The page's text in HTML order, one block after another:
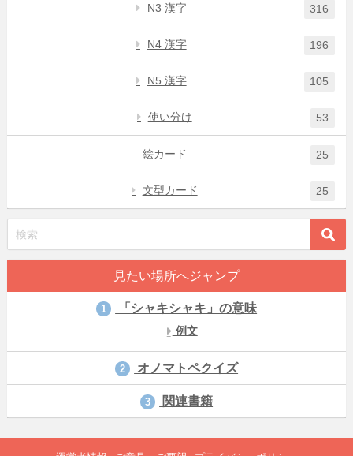
N3 漢字 316
N4 漢字 196
N5 漢字 105
使い分け 53
絵カード 25
文型カード 25
見たい場所へジャンプ
1 「シャキシャキ」の意味
例文
2 オノマトペクイズ
3 関連書籍